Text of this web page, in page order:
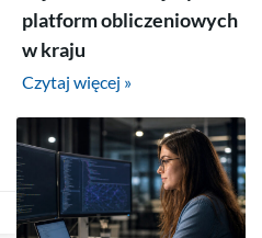
platform obliczeniowych
w kraju
Czytaj więcej »